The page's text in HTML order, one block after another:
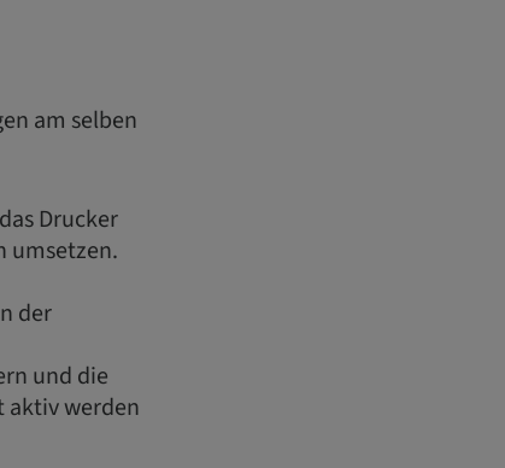
am selben
Drucker
umsetzen.
der
und die
aktiv werden